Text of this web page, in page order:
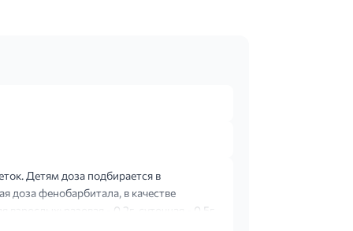
Детям доза подбирается в
доза фенобарбитала, в качестве
разовая - 0,2г, суточная - 0,5г.